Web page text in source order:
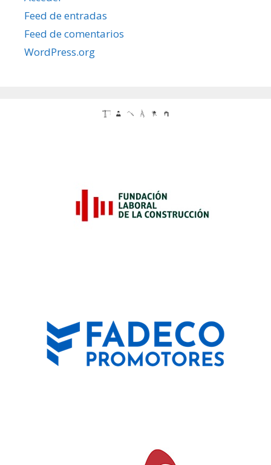
Feed de entradas
Feed de comentarios
WordPress.org